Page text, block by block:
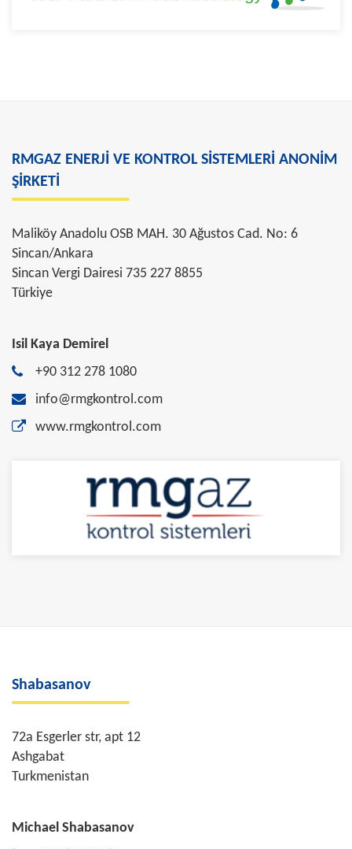
RMGAZ ENERJİ VE KONTROL SİSTEMLERİ ANONİM
ŞİRKETİ
Maliköy Anadolu OSB MAH. 30 Ağustos Cad. No: 6
Sincan/Ankara
Sincan Vergi Dairesi 735 227 8855
Türkiye
Isil Kaya Demirel
+90 312 278 1080
info@rmgkontrol.com
www.rmgkontrol.com
Shabasanov
72a Esgerler str, apt 12
Ashgabat
Turkmenistan
Michael Shabasanov